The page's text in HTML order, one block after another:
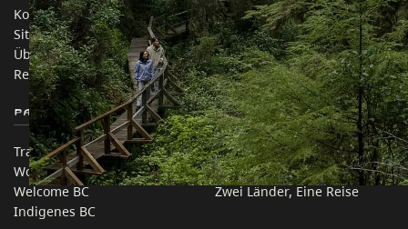
Kontakt
Sitemap
Über uns
Rechtliches & Richtlinien
Reisebranche
Medien
Unternehmen
简体中文 – China
Partnerseiten
Trade & Invest BC
Work BC
Welcome BC
Indigenes BC
Auf dieser Website
Reisevorschläge
Praktische Tipps
Zwei Länder, Eine Reise